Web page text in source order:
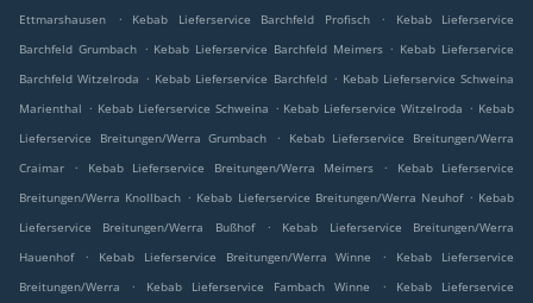
Ettmarshausen
. Kebab Lieferservice Barchfeld Profisch .
Kebab Lieferservice
Barchfeld Grumbach . Kebab Lieferservice Barchfeld Meimers . Kebab Lieferservice
Barchfeld Witzelroda . Kebab Lieferservice Barchfeld . Kebab Lieferservice Schweina
Marienthal . Kebab Lieferservice Schweina . Kebab Lieferservice Witzelroda . Kebab
Lieferservice Breitungen/Werra Grumbach
.
Kebab Lieferservice Breitungen/Werra
Craimar
. Kebab Lieferservice Breitungen/Werra Meimers .
Kebab Lieferservice
Breitungen/Werra Knollbach . Kebab Lieferservice Breitungen/Werra Neuhof . Kebab
Lieferservice Breitungen/Werra Bußhof
.
Kebab Lieferservice Breitungen/Werra
Hauenhof
. Kebab Lieferservice Breitungen/Werra Winne .
Kebab Lieferservice
Breitungen/Werra
. Kebab Lieferservice Fambach Winne .
Kebab Lieferservice